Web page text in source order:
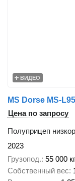
ВИДЕО
MS Dorse MS-
Цена по запросу
Полуприцеп
2023
Грузопод. 55 000 кг
Собственный вес